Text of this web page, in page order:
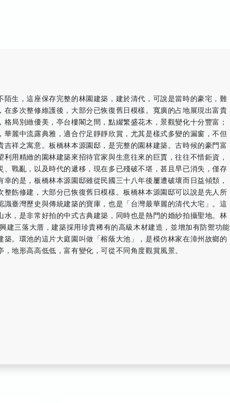
陌生，這座保存完整的林園建築，建於清代，可說是當時的豪宅，難
在多次整修維護後，大部分已恢復舊日模樣。寬廣的占地展現出富貴
格局別緻優美，亭台樓閣之間，點綴繁盛花木，景觀變化十分豐富；
麗中流露典雅，適合佇足靜靜欣賞，尤其是樣式多變的漏窗，不但
祥之寓意。板橋林本源園邸，是完整的園林建築。古時候的豪門富
用精緻的園林建築來招待官家與生意往來的巨賈，往往不惜鉅資，
、戰亂，以及時代的遞移，現在多已殘破不堪，甚且早已消失，僅存
的是，板橋林本源園邸雖從民國三十八年後屢遭破壞而日益傾頹，
整飭修建，大部分已恢復舊日模樣。板橋林本源園邸可以說是先人所
臺灣歷史與傳統建築的寶庫，也是「台灣最華麗的清代大宅」。這
水，是非常好拍的中式古典建築，同時也是熱門的婚紗拍攝聖地。林
建三落大厝，建築採用珍貴稀有的高級木材建造，並增加有防禦功能
築。環池的這片大庭園叫做「榕蔭大池」，是模仿林家在漳州故鄉的
地形高高低低，富有變化，可從不同角度觀賞風景。